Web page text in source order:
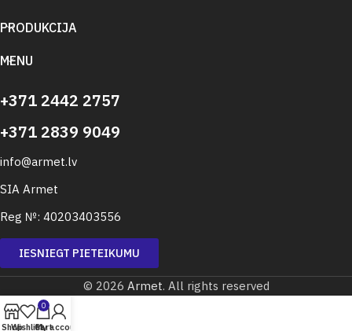
PRODUKCIJA
MENU
+371 2442 2757
+371 2839 9049
info@armet.lv
SIA Armet
Reg №: 40203403556
IESNIEGT PIETEIKUMU
© 2026 Armet. All rights reserved
ShopWishlist
0
Cart
My account